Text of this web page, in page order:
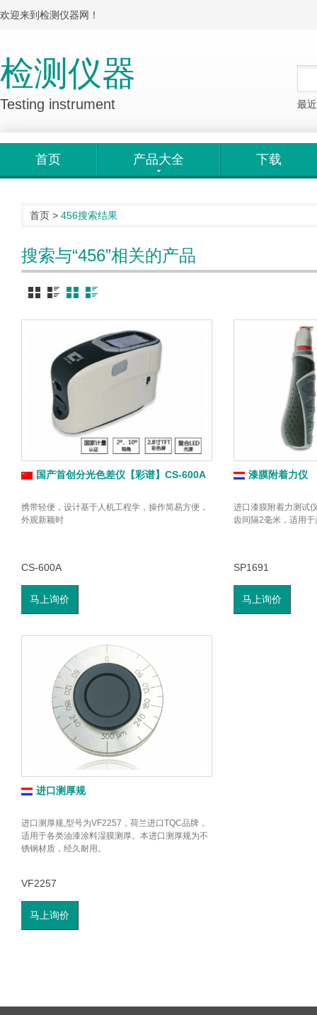
欢迎来到检测仪器网！
检测仪器
Testing instrument 最
首页 产品大全 下载
首页 > 456搜索结果
搜索与“456”相关的产品
国产首创分光色差仪【彩谱】CS-600A
携带轻便，设计基于人机工程学，操作简易方便，
外观新颖时
CS-600A
马上询价
漆膜附着力仪
进口漆膜附着力测试
齿间隔2毫米，适用
SP1691
马上询价
进口测厚规
进口测厚规,型号为VF2257，荷兰进口TQC品牌，
适用于各类油漆涂料湿膜测厚。本进口测厚规为不
锈钢材质，经久耐用。
VF2257
马上询价